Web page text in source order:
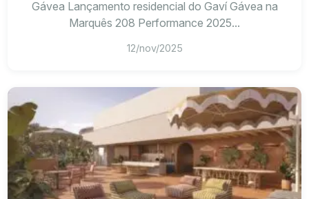
Gávea Lançamento residencial do Gaví Gávea na
Marquês 208 Performance 2025...
12/nov/2025